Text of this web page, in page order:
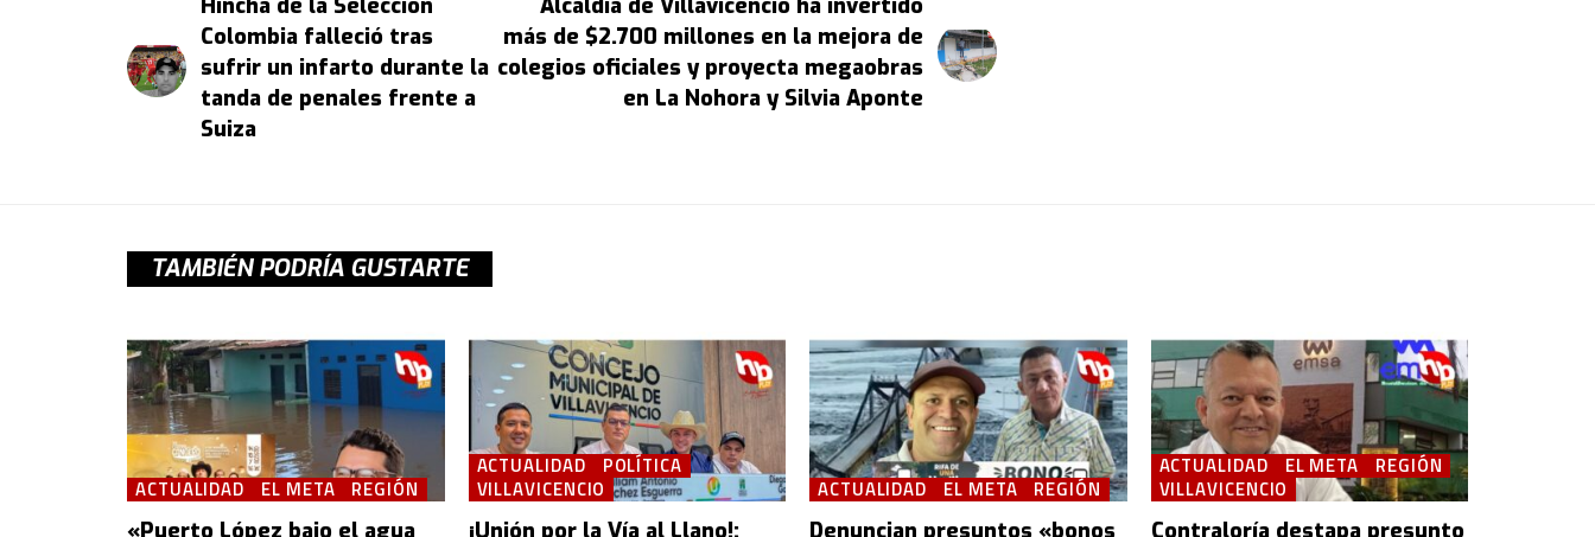
Hincha de la Selección
Colombia falleció tras
sufrir un infarto durante la
tanda de penales frente a
Suiza
Alcaldía de Villavicencio ha invertido
más de $2.700 millones en la mejora de
colegios oficiales y proyecta megaobras
en La Nohora y Silvia Aponte
TAMBIÉN PODRÍA GUSTARTE
ACTUALIDAD EL META REGIÓN
«Puerto López bajo el agua
ACTUALIDAD
POLÍTICA
VILLAVICENCIO
¡Unión por la Vía al Llano!:
ACTUALIDAD EL META REGIÓN
Denuncian presuntos «bonos
ACTUALIDAD EL META
REGIÓN
VILLAVICENCIO
Contraloría destapa presunto